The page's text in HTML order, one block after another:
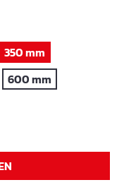
nicht verfügbar.)
ist zurzeit nicht
350 mm
nicht verfügbar.)
600 mm